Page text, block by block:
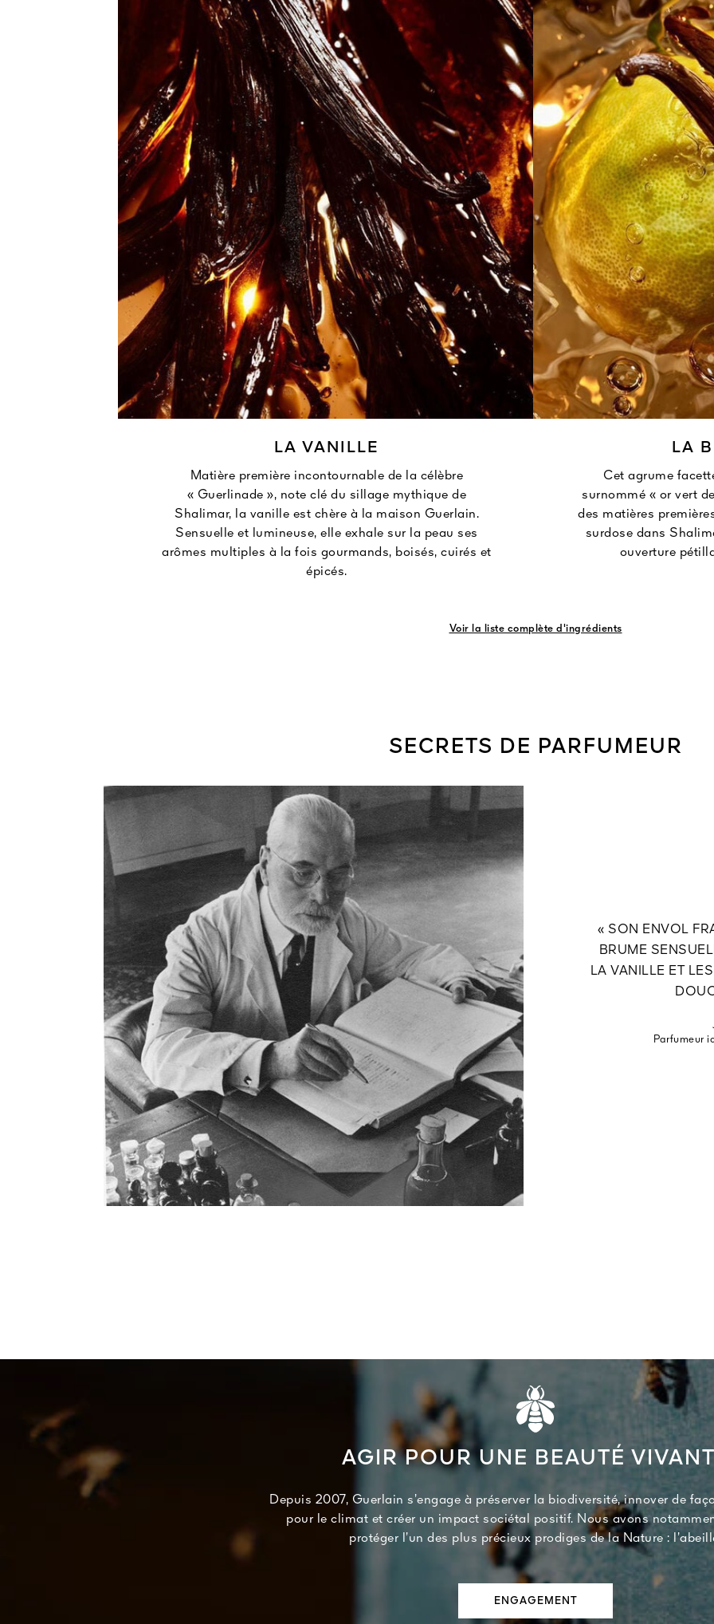
LA VANILLE
Matière première incontournable de la célèbre
« Guerlinade », note clé du sillage mythique de
Shalimar, la vanille est chère à la maison Guerlain.
Sensuelle et lumineuse, elle exhale sur la peau ses
arômes multiples à la fois gourmands, boisés, cuirés et
épicés.
LA
Cet agrume
surnommé « or vert
des matières
surdose dans
ouverture
Voir la liste complète d'ingrédients
SECRETS DE PARFUMEUR
« SON ENVOL
BRUME
LA VANILLE ET
Parfumeur
AGIR POUR UNE BEAUTÉ
Depuis 2007, Guerlain s’engage à préserver la biodiversité, innover de
pour le climat et créer un impact sociétal positif. Nous avons
protéger l’un des plus précieux prodiges de la Nature :
ENGAGEMENT